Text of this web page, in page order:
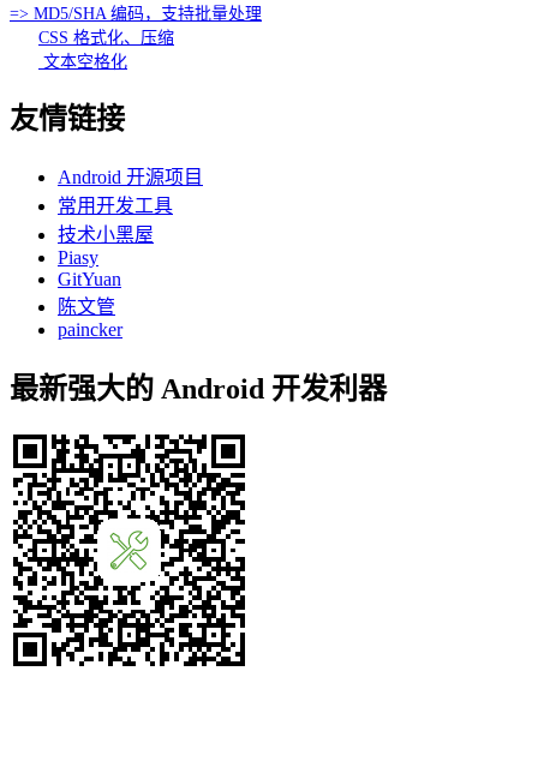
=> MD5/SHA 编码，支持批量处理
CSS 格式化、压缩
文本空格化
友情链接
Android 开源项目
常用开发工具
技术小黑屋
Piasy
GitYuan
陈文管
paincker
最新强大的 Android 开发利器